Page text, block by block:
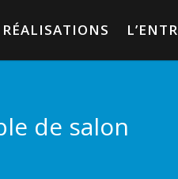
RÉALISATIONS
de salon